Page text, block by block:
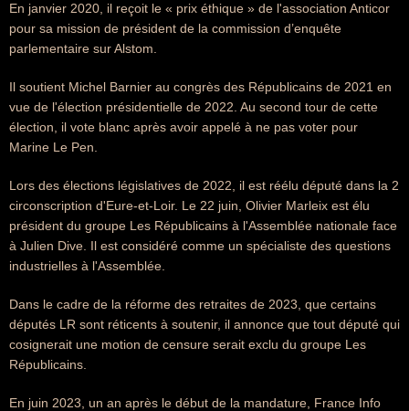
En janvier 2020, il reçoit le « prix éthique » de l'association Anticor
pour sa mission de président de la commission d’enquête
parlementaire sur Alstom.
Il soutient Michel Barnier au congrès des Républicains de 2021 en
vue de l'élection présidentielle de 2022. Au second tour de cette
élection, il vote blanc après avoir appelé à ne pas voter pour
Marine Le Pen.
Lors des élections législatives de 2022, il est réélu député dans la 2
circonscription d'Eure-et-Loir. Le 22 juin, Olivier Marleix est élu
président du groupe Les Républicains à l'Assemblée nationale face
à Julien Dive. Il est considéré comme un spécialiste des questions
industrielles à l'Assemblée.
Dans le cadre de la réforme des retraites de 2023, que certains
députés LR sont réticents à soutenir, il annonce que tout député qui
cosignerait une motion de censure serait exclu du groupe Les
Républicains.
En juin 2023, un an après le début de la mandature, France Info